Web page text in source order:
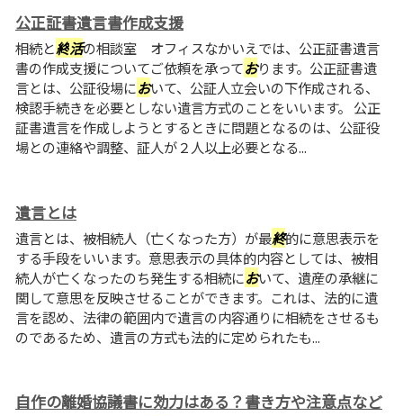
公正証書遺言書作成支援
相続と終活の相談室 オフィスなかいえでは、公正証書遺言
書の作成支援についてご依頼を承っております。公正証書遺
言とは、公証役場において、公証人立会いの下作成される、
検認手続きを必要としない遺言方式のことをいいます。 公正
証書遺言を作成しようとするときに問題となるのは、公証役
場との連絡や調整、証人が２人以上必要となる...
遺言とは
遺言とは、被相続人（亡くなった方）が最終的に意思表示を
する手段をいいます。意思表示の具体的内容としては、被相
続人が亡くなったのち発生する相続において、遺産の承継に
関して意思を反映させることができます。これは、法的に遺
言を認め、法律の範囲内で遺言の内容通りに相続をさせるも
のであるため、遺言の方式も法的に定められたも...
自作の離婚協議書に効力はある？書き方や注意点など